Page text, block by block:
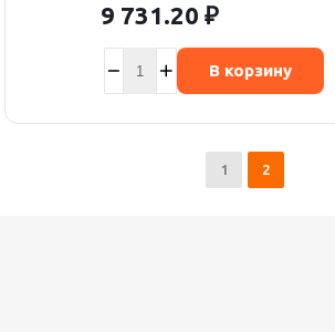
9 731.20 ₽
В корзину
1 2